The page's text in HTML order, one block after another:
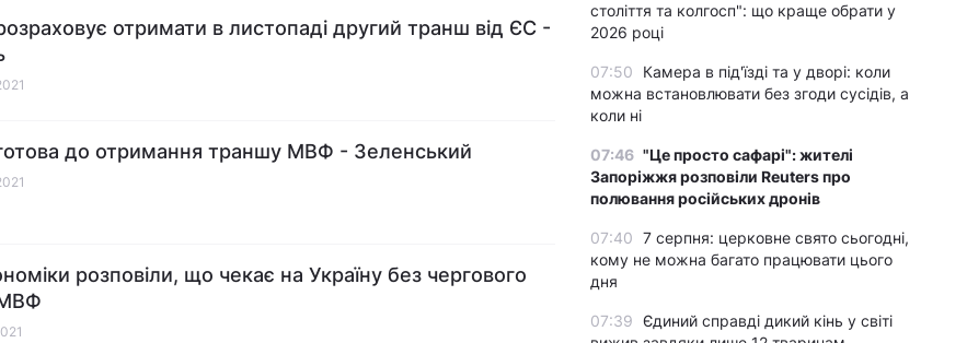
отримати в листопаді другий транш від ЄС -
до отримання траншу МВФ - Зеленський
розповіли, що чекає на Україну без чергового
століття та колгосп": що краще обрати у
2026 році
07:50
Камера в під'їзді та у дворі: коли
можна встановлювати без згоди сусідів, а
коли ні
07:46 "Це просто сафарі": жителі
Запоріжжя розповіли Reuters про
полювання російських дронів
07:40 7 серпня: церковне свято сьогодні,
кому не можна багато працювати цього
дня
07:39 Єдиний справді дикий кінь у світі